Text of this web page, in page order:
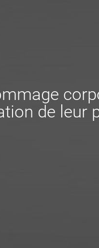
de leur